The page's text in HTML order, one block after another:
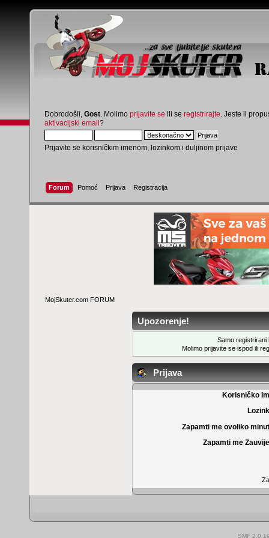
Dobrodošli, Gost . Molimo prijavite se ili se registrirajte . Jeste li
aktivacijski email?
Prijavite se korisničkim imenom, lozinkom i duljinom prijave
Forum Pomoć Prijava Registracija
MojSkuter.com FORUM
Upozorenje!
Samo registrirani
Molimo prijavite se ispod ili
Prijava
Korisničko
Zapamti me ovoliko
Zapamti me
SMF